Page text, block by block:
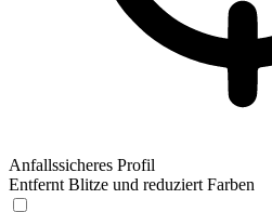
Anfallssicheres Profil
Entfernt Blitze und reduziert Farben